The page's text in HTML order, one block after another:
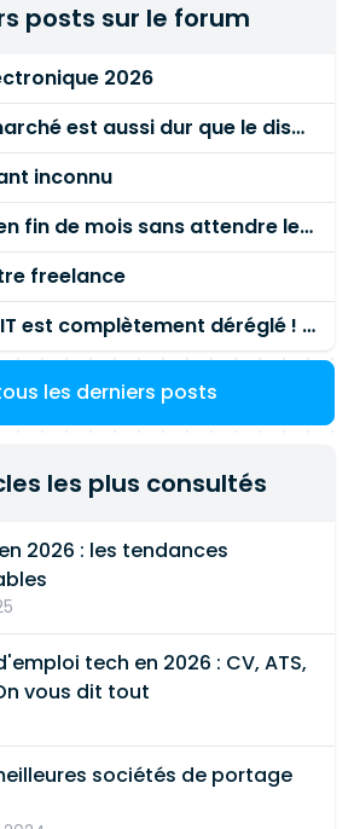
posts sur le forum
2026
Est-ce que le marché est aussi dur que le disent les commerciaux ?
inconnu
ESN qui paient en fin de mois sans attendre le paiement client ?
freelance
Le marché de l'IT est complètement déréglé ! STOP à cette mascarade ! Il faut s'unir et résister !
les derniers posts
les plus consultés
2026 : les tendances
tech en 2026 : CV, ATS,
vous dit tout
sociétés de portage